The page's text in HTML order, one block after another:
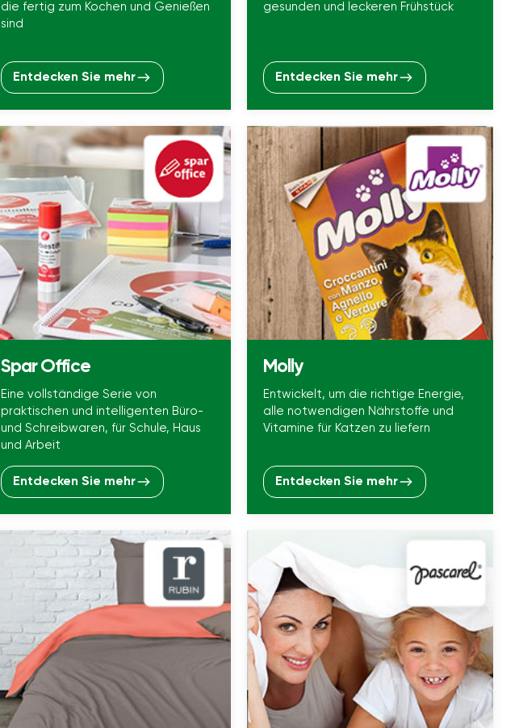
die fertig zum Kochen und Genießen
sind
Entdecken Sie mehr
gesunden und leckeren Frühstück
Entdecken Sie mehr
Spar Office
Eine vollständige Serie von
praktischen und intelligenten Büro-
und Schreibwaren, für Schule, Haus
und Arbeit
Entdecken Sie mehr
Molly
Entwickelt, um die richtige Energie,
alle notwendigen Nährstoffe und
Vitamine für Katzen zu liefern
Entdecken Sie mehr